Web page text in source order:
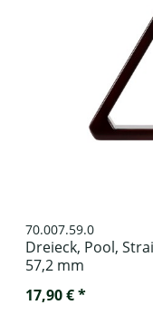
70.007.59.0
Dreieck, Pool,
57,2 mm
17,90 € *